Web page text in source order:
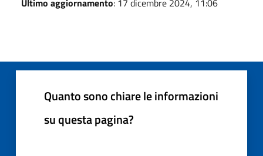
Quanto sono chiare le informazioni
su questa pagina?